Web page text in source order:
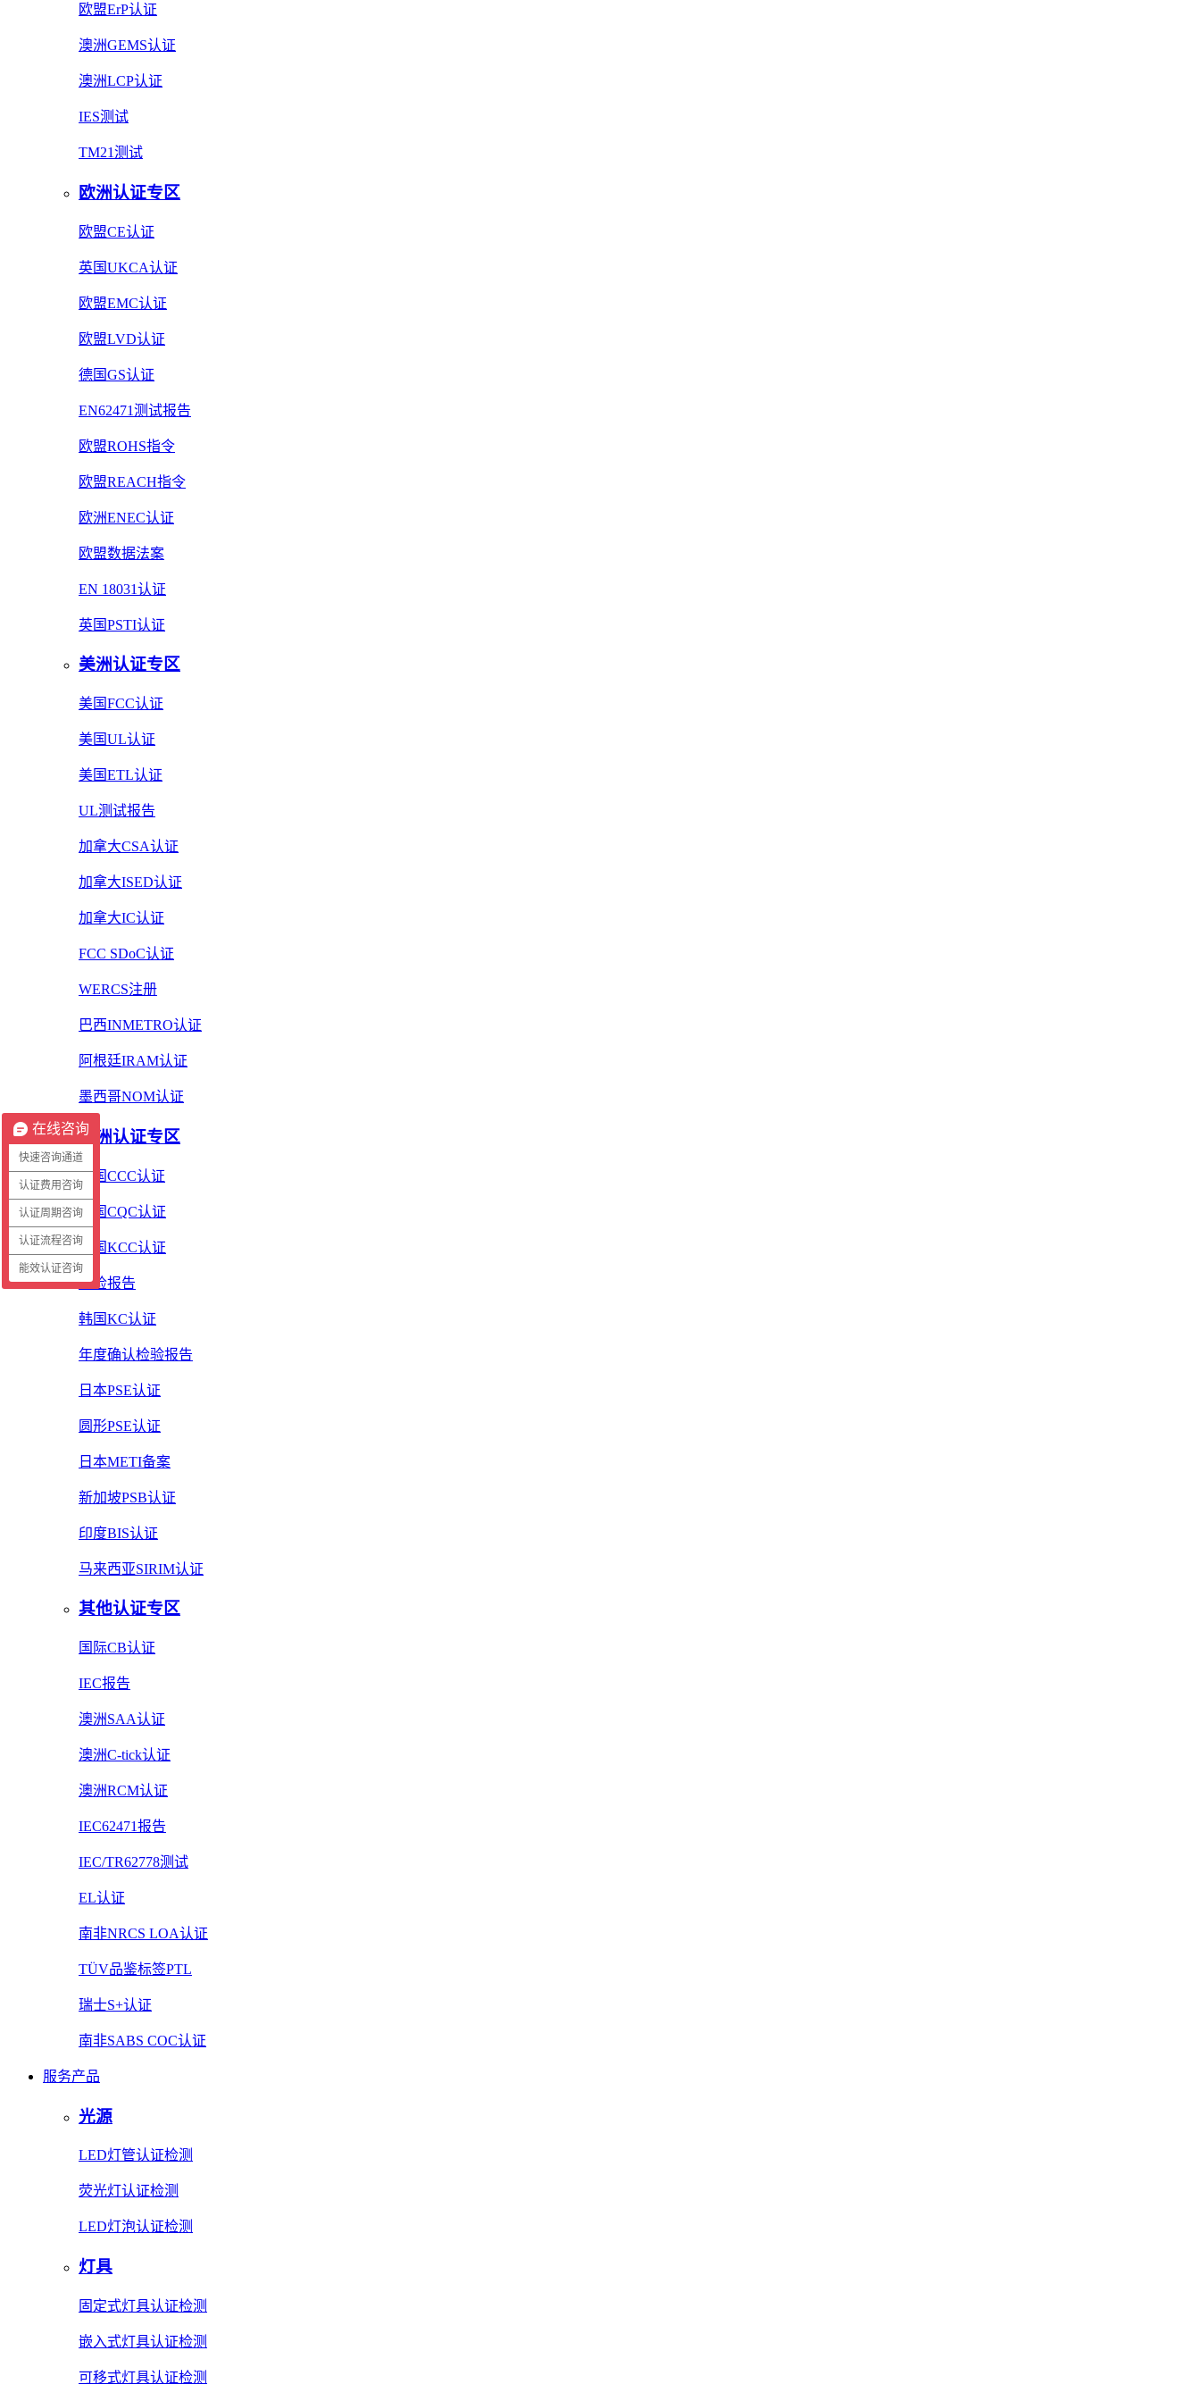
欧盟ErP认证
澳洲GEMS认证
澳洲LCP认证
IES测试
TM21测试
欧洲认证专区
欧盟CE认证
英国UKCA认证
欧盟EMC认证
欧盟LVD认证
德国GS认证
EN62471测试报告
欧盟ROHS指令
欧盟REACH指令
欧洲ENEC认证
欧盟数据法案
EN 18031认证
英国PSTI认证
美洲认证专区
美国FCC认证
美国UL认证
美国ETL认证
UL测试报告
加拿大CSA认证
加拿大ISED认证
加拿大IC认证
FCC SDoC认证
WERCS注册
巴西INMETRO认证
阿根廷IRAM认证
墨西哥NOM认证
亚洲认证专区
中国CCC认证
中国CQC认证
韩国KCC认证
质检报告
韩国KC认证
年度确认检验报告
日本PSE认证
圆形PSE认证
日本METI备案
新加坡PSB认证
印度BIS认证
马来西亚SIRIM认证
其他认证专区
国际CB认证
IEC报告
澳洲SAA认证
澳洲C-tick认证
澳洲RCM认证
IEC62471报告
IEC/TR62778测试
EL认证
南非NRCS LOA认证
TÜV品鉴标签PTL
瑞士S+认证
南非SABS COC认证
服务产品
光源
LED灯管认证检测
荧光灯认证检测
LED灯泡认证检测
灯具
固定式灯具认证检测
嵌入式灯具认证检测
可移式灯具认证检测
在线咨询
快速咨询通道
认证费用咨询
认证周期咨询
认证流程咨询
能效认证咨询